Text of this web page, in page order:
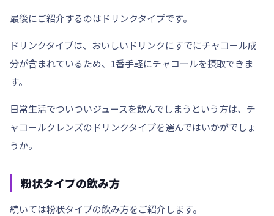
最後にご紹介するのはドリンクタイプです。
ドリンクタイプは、おいしいドリンクにすでにチャコール成
分が含まれているため、1番手軽にチャコールを摂取できま
す。
日常生活でついついジュースを飲んでしまうという方は、チ
ャコールクレンズのドリンクタイプを選んではいかがでしょ
うか。
粉状タイプの飲み方
続いては粉状タイプの飲み方をご紹介します。